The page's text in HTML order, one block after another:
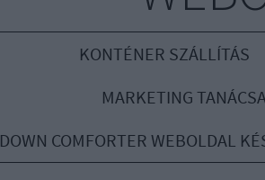
KONTÉNER SZÁLLÍTÁS
MARKETING
DOWN COMFORTER WEBOLDAL